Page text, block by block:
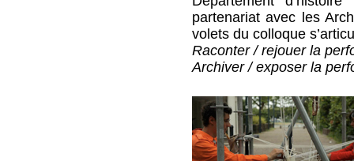
partenariat avec les
volets du colloque
Raconter / rejouer la
Archiver / exposer la